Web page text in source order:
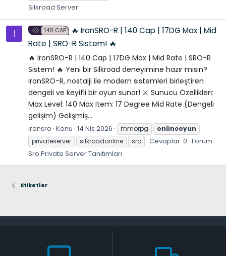
Silkroad Server
I 140 CAP
🔥 IronSRO-R | 140 Cap | 17DG Max | Mid
Rate | SRO-R Sistem! 🔥
🔥 IronSRO-R | 140 Cap | 17DG Max | Mid Rate | SRO-R
Sistem! 🔥 Yeni bir Silkroad deneyimine hazır mısın?
IronSRO-R, nostalji ile modern sistemleri birleştiren
dengeli ve keyifli bir oyun sunar! ⚔️ Sunucu Özellikleri:
Max Level: 140 Max Item: 17 Degree Mid Rate (Dengeli
gelişim) Gelişmiş...
ironsro Konu 14 Nis 2026 mmorpg
onlineoyun
privateserver
silkroadonline sro Cevaplar: 0 Forum:
Sro Private Server Tanıtımları
Etiketler